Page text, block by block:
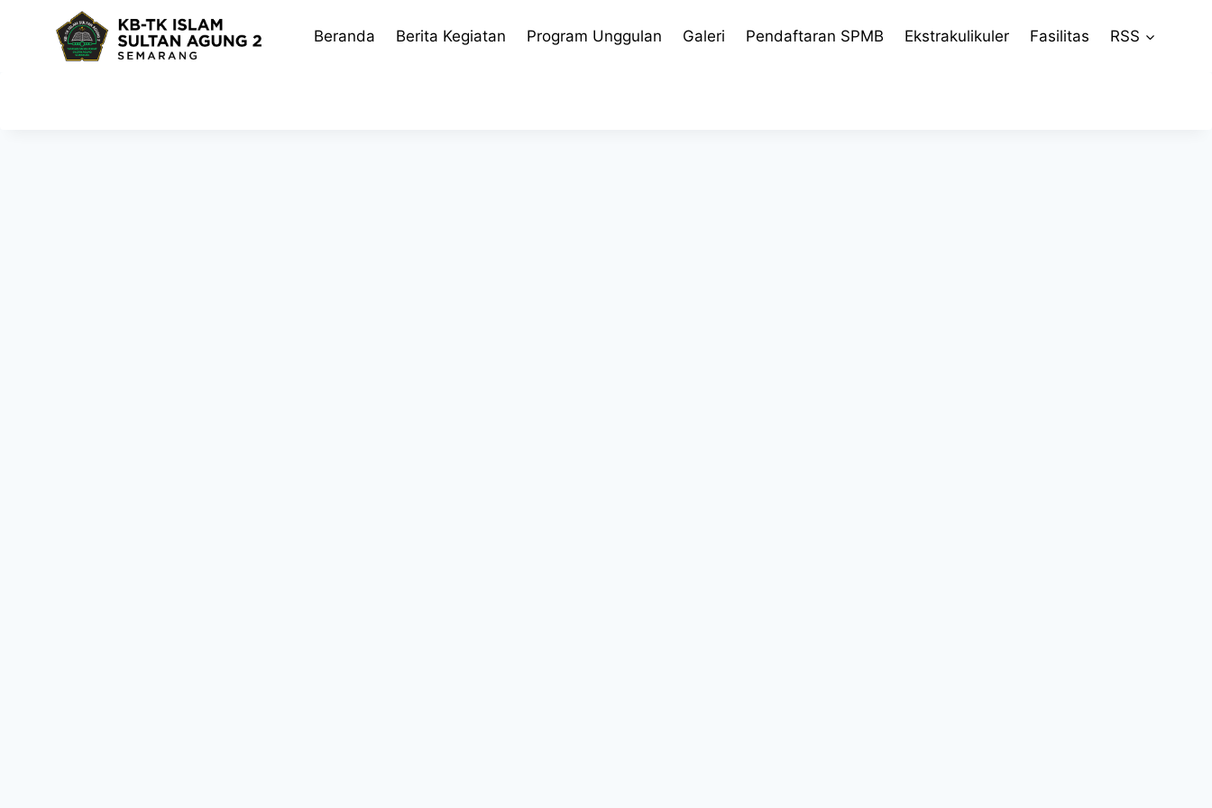
Beranda Berita Kegiatan Program Unggulan Galeri Pendaftaran SPMB Ekstrakulikuler Fasilitas RSS